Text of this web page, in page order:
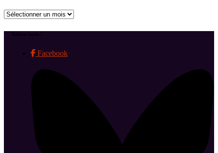
Archives
Suivez-nous !
Facebook